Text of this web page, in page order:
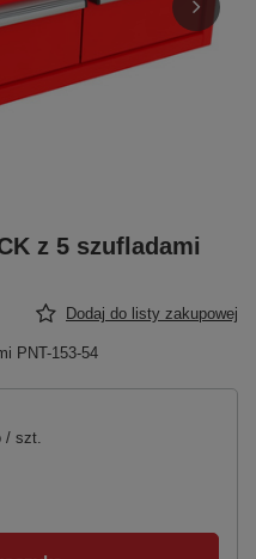
z 5 szufladami
Dodaj do listy zakupowej
PNT-153-54
/ szt.